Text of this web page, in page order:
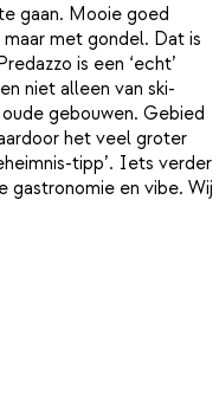
gaan. Mooie goed
met gondel. Dat is
is een ‘echt’
niet alleen van ski-
gebouwen. Gebied
het veel groter
tipp’. Iets verder
gastronomie en vibe. Wij